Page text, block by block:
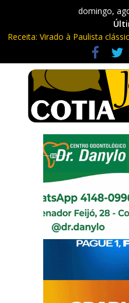
domingo,
Receita: Virado à Paulista
Ladrão de farmácia e
Vargem Grande Paulista
Cine Sustentável traz cinema
para Vargem Grande
WhatsApp vai parar de
setembro
São Roque